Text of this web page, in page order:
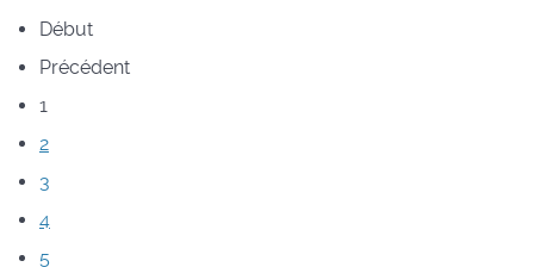
Début
Précédent
1
2
3
4
5